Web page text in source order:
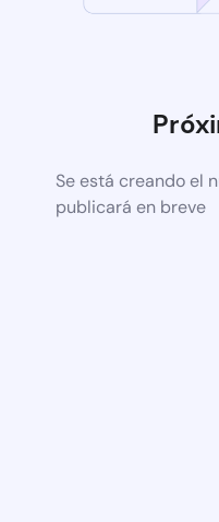
Se está creando el
publicará en breve